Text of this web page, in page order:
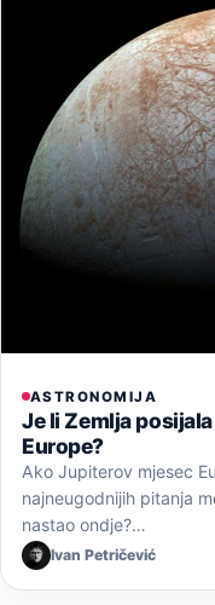
ASTRONOMIJA
Je li Zemlja
Europe?
Ako Jupiterov mjesec
najneugodnijih pitanja
nastao ondje?…
Ivan Petričević